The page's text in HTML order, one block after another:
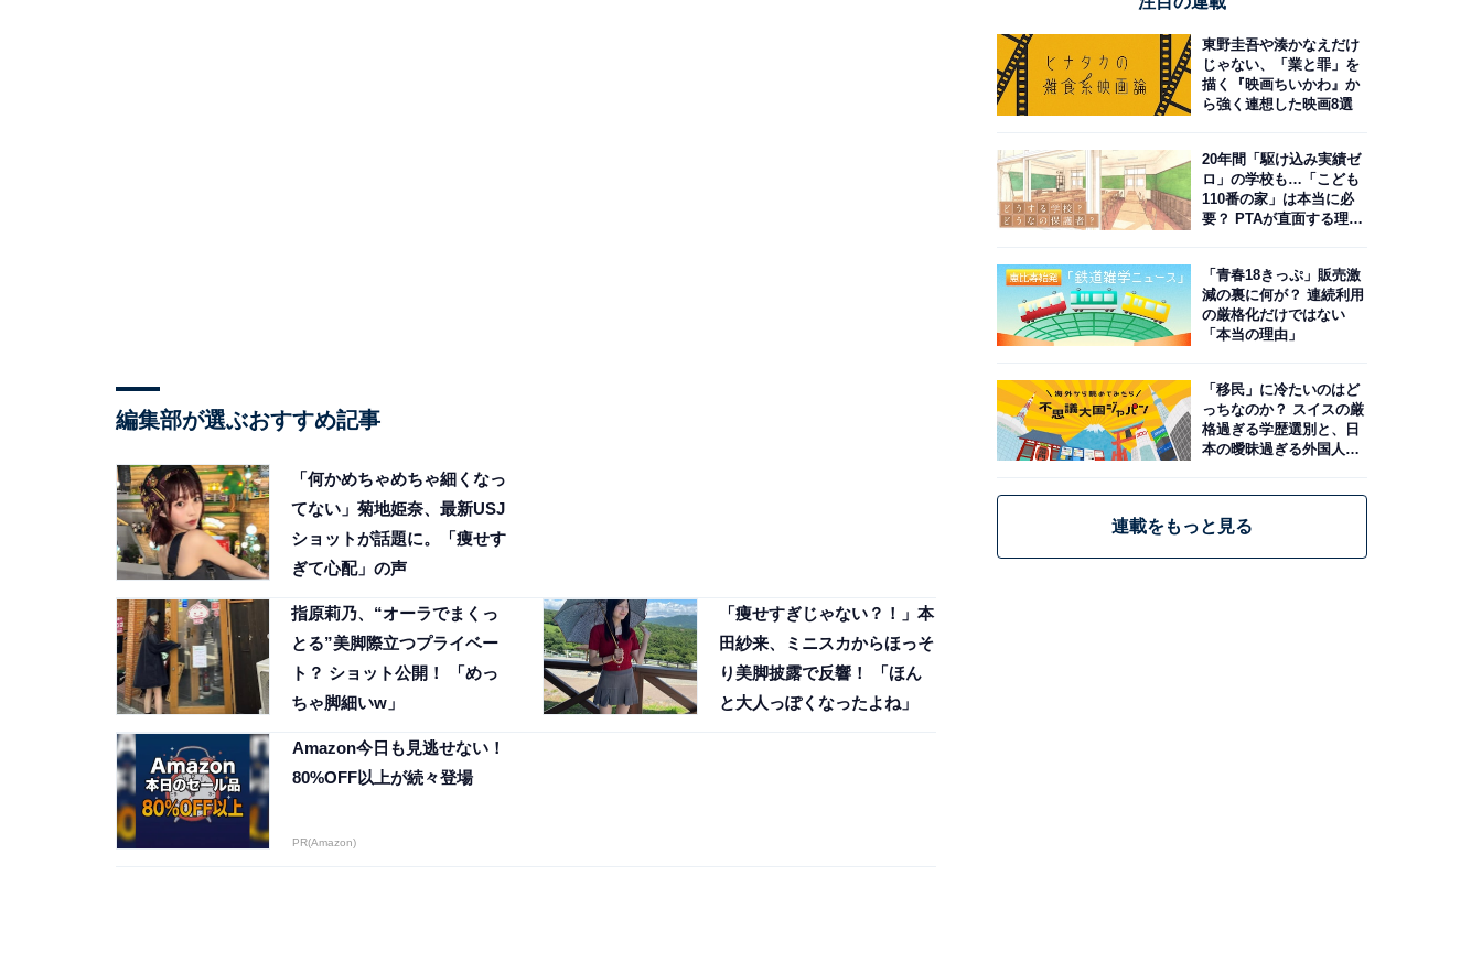
編集部が選ぶおすすめ記事
「何かめちゃめちゃ細くなっ
てない」菊地姫奈、最新USJ
ショットが話題に。「痩せす
ぎて心配」の声
指原莉乃、“オーラでまくっ
とる”美脚際立つプライベー
ト？ ショット公開！ 「めっ
ちゃ脚細いw」
「痩せすぎじゃない？！」本
田紗来、ミニスカからほっそ
り美脚披露で反響！ 「ほん
と大人っぽくなったよね」
Amazon今日も見逃せない！
80%OFF以上が続々登場
PR(Amazon)
東野圭吾や湊かなえだけ
じゃない、「業と罪」を
描く『映画ちいかわ』か
ら強く連想した映画8選
20年間「駆け込み実績ゼ
ロ」の学校も…「こども
110番の家」は本当に必
要？ PTAが直面する理想
「青春18きっぷ」販売激
減の裏に何が？ 連続利用
の厳格化だけではない
「本当の理由」
「移民」に冷たいのはど
っちなのか？ スイスの厳
格過ぎる学歴選別と、日
本の曖昧過ぎる外国人政
連載をもっと見る